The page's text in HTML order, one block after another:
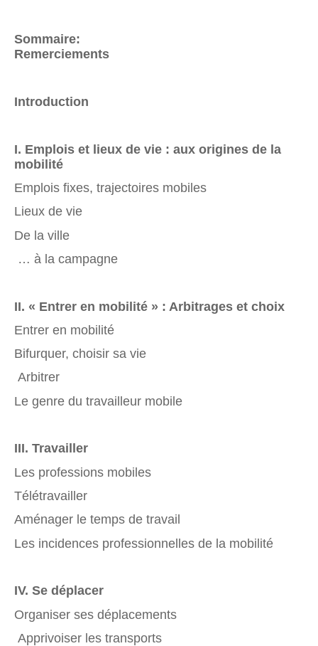
Sommaire:
Remerciements
Introduction
I. Emplois et lieux de vie : aux origines de la
mobilité
Emplois fixes, trajectoires mobiles
Lieux de vie
De la ville
… à la campagne
II. « Entrer en mobilité » : Arbitrages et choix
Entrer en mobilité
Bifurquer, choisir sa vie
Arbitrer
Le genre du travailleur mobile
III. Travailler
Les professions mobiles
Télétravailler
Aménager le temps de travail
Les incidences professionnelles de la mobilité
IV. Se déplacer
Organiser ses déplacements
Apprivoiser les transports